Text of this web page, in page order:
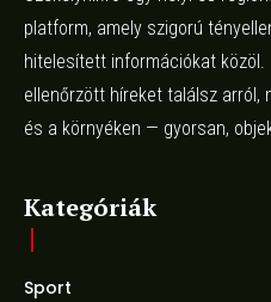
platform, amely szigorú
hitelesített információkat
ellenőrzött híreket találsz arról,
és a környéken — gyorsan,
Kategóriák
Sport